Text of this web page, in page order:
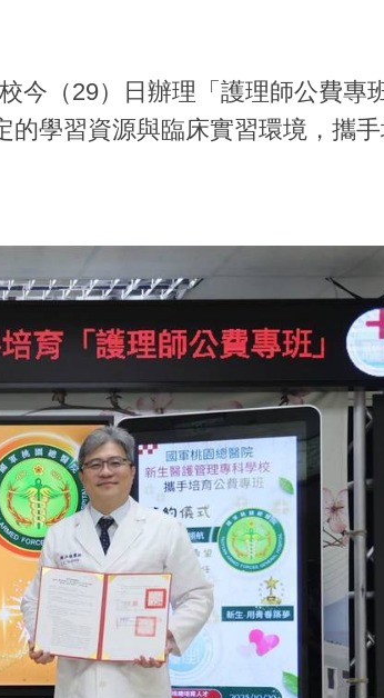
（29）日辦理「護理師公費專
學習資源與臨床實習環境，攜